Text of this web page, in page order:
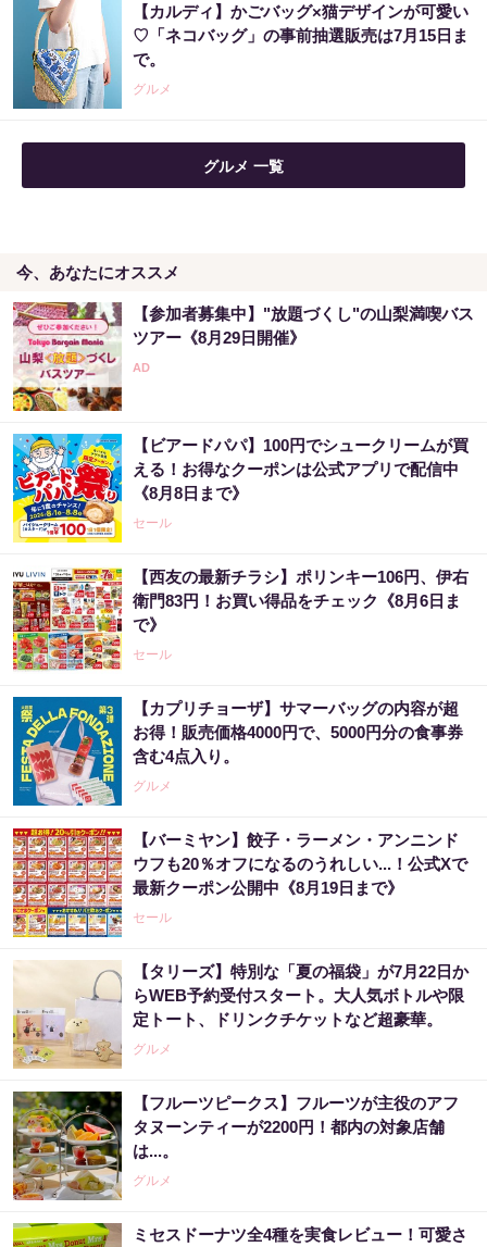
【カルディ】かごバッグ×猫デザインが可愛い
♡「ネコバッグ」の事前抽選販売は7月15日ま
で。
グルメ
グルメ 一覧
今、あなたにオススメ
【参加者募集中】"放題づくし"の山梨満喫バス
ツアー《8月29日開催》
【ビアードパパ】100円でシュークリームが買
える！お得なクーポンは公式アプリで配信中
《8月8日まで》
セール
【西友の最新チラシ】ポリンキー106円、伊右
衛門83円！お買い得品をチェック《8月6日ま
で》
セール
【カプリチョーザ】サマーバッグの内容が超
お得！販売価格4000円で、5000円分の食事券
含む4点入り。
グルメ
【バーミヤン】餃子・ラーメン・アンニンド
ウフも20％オフになるのうれしい...！公式Xで
最新クーポン公開中《8月19日まで》
セール
【タリーズ】特別な「夏の福袋」が7月22日か
らWEB予約受付スタート。大人気ボトルや限
定トート、ドリンクチケットなど超豪華。
グルメ
【フルーツピークス】フルーツが主役のアフ
タヌーンティーが2200円！都内の対象店舗
は...。
グルメ
ミセスドーナツ全4種を実食レビュー！可愛さ